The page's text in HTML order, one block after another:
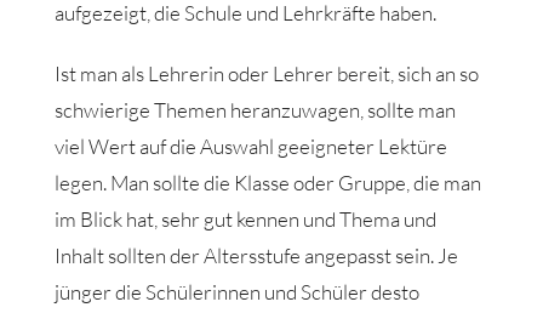
aufgezeigt, die Schule und Lehrkräfte haben.
Ist man als Lehrerin oder Lehrer bereit, sich an so
schwierige Themen heranzuwagen, sollte man
viel Wert auf die Auswahl geeigneter Lektüre
legen. Man sollte die Klasse oder Gruppe, die man
im Blick hat, sehr gut kennen und Thema und
Inhalt sollten der Altersstufe angepasst sein. Je
jünger die Schülerinnen und Schüler desto